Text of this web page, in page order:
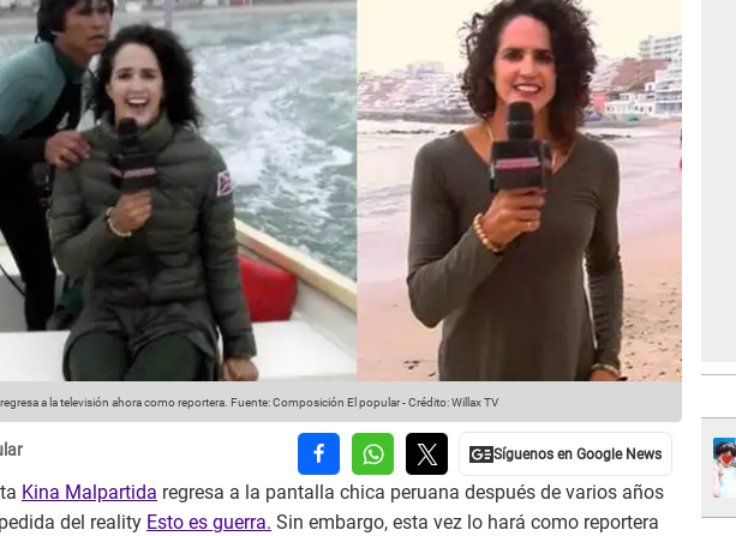
a la televisión ahora como reportera. Fuente: Composición El popular-Crédito: Willax TV
Kina Malpartida regresa a la pantalla chica peruana después de varios años
del reality Esto es guerra. Sin embargo, esta vez lo hará como reportera